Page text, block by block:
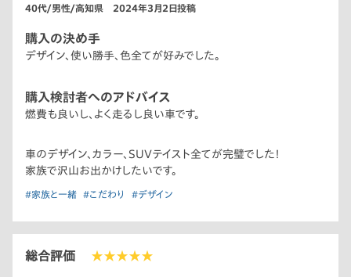
40代/男性/高知県 2024年3月2日投稿
購入の決め手
デザイン、使い勝手、色全てが好みでした。
購入検討者へのアドバイス
燃費も良いし、よく走るし良い車です。
車のデザイン、カラー、SUVテイスト全てが完璧でした！
家族で沢山お出かけしたいです。
#家族と一緒 #こだわり #デザイン
総合評価 ★★★★★